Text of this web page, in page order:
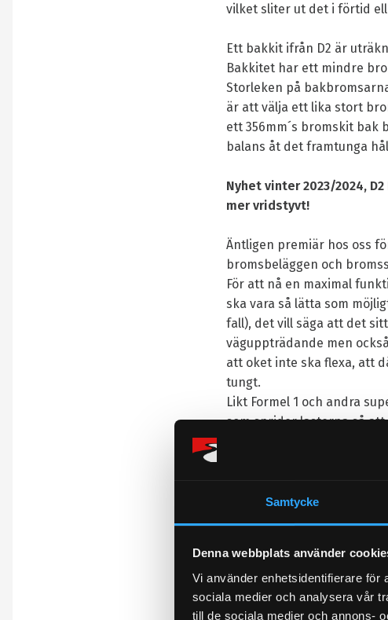
Samtycke
Denna webbplats använder
Vi använder enhetsidentifierare för
sociala medier och analysera vår
till de sociala medier och annons-
vilket sliter ut det i förtid
Ett bakkit ifrån D2 är
Bakkitet har ett mindre
Storleken på
är att välja ett lika stort
ett 356mm´s bromskit bak
balans åt det framtunga
Nyhet vinter 2023/2024,
mer vridstyvt!
Äntligen premiär hos oss
bromsbeläggen och
För att nå en maximal
ska vara så lätta som
fall), det vill säga att det
väguppträdande men
att oket inte ska flexa, att
tungt.
Likt Formel 1 och andra
som sprider lasterna så
bromskiten vägen 3,2kg
Nu kan du enkelt får den
Innehåll
Bromskitet innehåller 2st